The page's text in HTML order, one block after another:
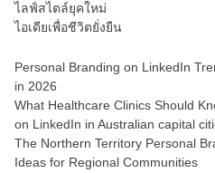
ไลฟ์สไตล์ยุคใหม่
ไอเดียเพื่อชีวิตยั่งยืน
Personal Branding on LinkedIn
in 2026
What Healthcare Clinics Should
on LinkedIn in Australian capital
The Northern Territory Personal
Ideas for Regional Communities